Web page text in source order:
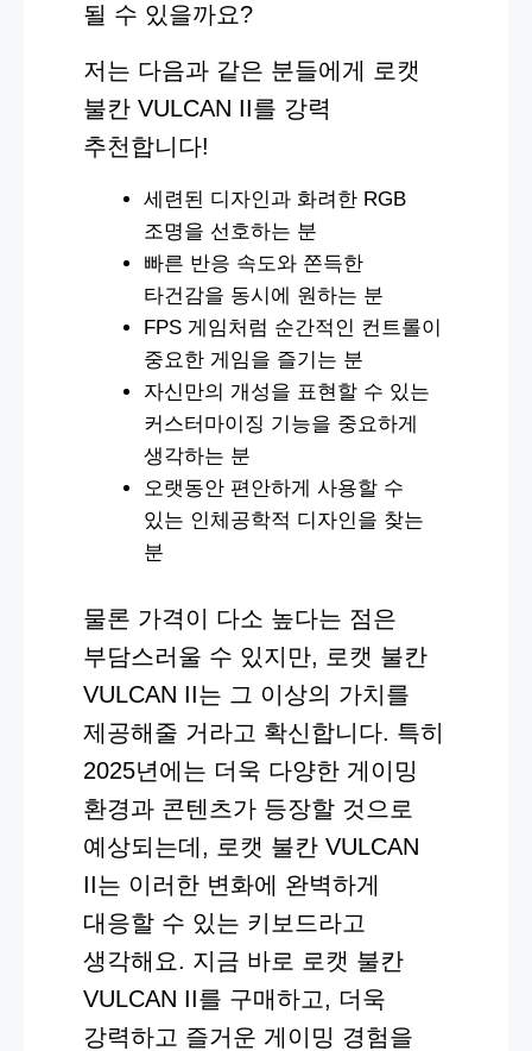
될 수 있을까요?
저는 다음과 같은 분들에게 로캣
불칸 VULCAN II를 강력
추천합니다!
세련된 디자인과 화려한 RGB
조명을 선호하는 분
빠른 반응 속도와 쫀득한
타건감을 동시에 원하는 분
FPS 게임처럼 순간적인 컨트롤이
중요한 게임을 즐기는 분
자신만의 개성을 표현할 수 있는
커스터마이징 기능을 중요하게
생각하는 분
오랫동안 편안하게 사용할 수
있는 인체공학적 디자인을 찾는
분
물론 가격이 다소 높다는 점은
부담스러울 수 있지만, 로캣 불칸
VULCAN II는 그 이상의 가치를
제공해줄 거라고 확신합니다. 특히
2025년에는 더욱 다양한 게이밍
환경과 콘텐츠가 등장할 것으로
예상되는데, 로캣 불칸 VULCAN
II는 이러한 변화에 완벽하게
대응할 수 있는 키보드라고
생각해요. 지금 바로 로캣 불칸
VULCAN II를 구매하고, 더욱
강력하고 즐거운 게이밍 경험을